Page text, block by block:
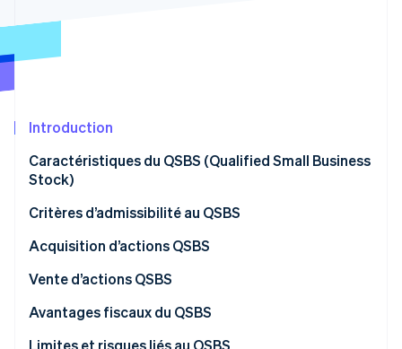
Climate
Vérification de l'identité
Découvrez comment Stripe construit l’infrastructure
Regarder
Introduction
Caractéristiques du QSBS (Qualified Small Business
Stock)
Critères d’admissibilité au QSBS
Comment les premiers employés tirent profit des
Acquisition d’actions QSBS
Constituer une entreprise de type C
Mener une vérification financière complète
Vente d’actions QSBS
Avantages fiscaux du QSBS